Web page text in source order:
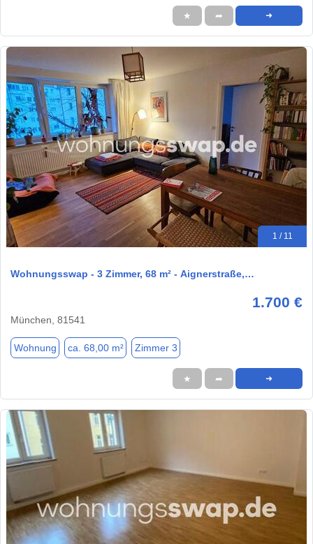
★ ➦ ➜
1 / 11
Wohnungsswap - 3 Zimmer, 68 m² - Aignerstraße,…
1.700 €
München, 81541
Wohnung ca. 68,00 m² Zimmer 3
★ ➦ ➜